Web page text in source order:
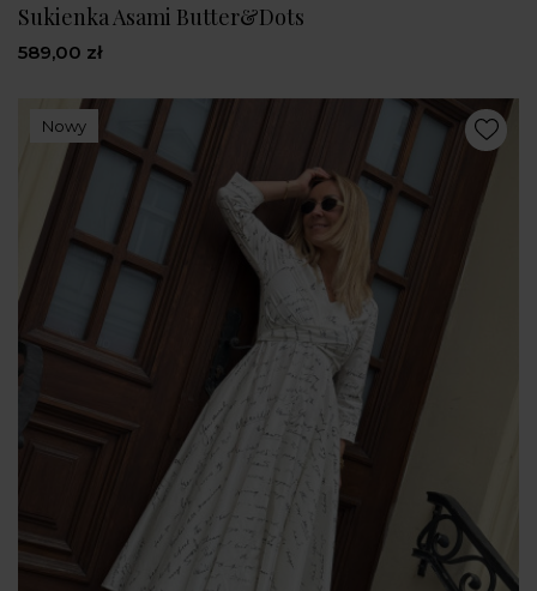
Sukienka Asami Butter&Dots
589,00 zł
Nowy